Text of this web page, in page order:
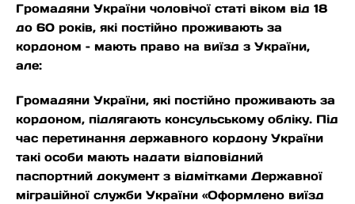
Громадяни України чоловічої статі віком від 18
до 60 років, які постійно проживають за
кордоном – мають право на виїзд з України,
але:
Громадяни України, які постійно проживають за
кордоном, підлягають консульському обліку. Під
час перетинання державного кордону України
такі особи мають надати відповідний
паспортний документ з відмітками Державної
міграційної служби України «Оформлено виїзд